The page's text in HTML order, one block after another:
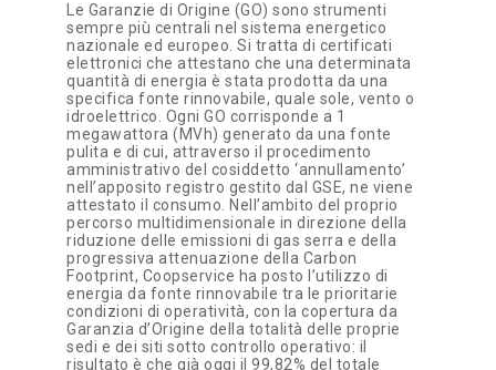
Le Garanzie di Origine (GO) sono strumenti
sempre più centrali nel sistema energetico
nazionale ed europeo. Si tratta di certificati
elettronici che attestano che una determinata
quantità di energia è stata prodotta da una
specifica fonte rinnovabile, quale sole, vento o
idroelettrico. Ogni GO corrisponde a 1
megawattora (MVh) generato da una fonte
pulita e di cui, attraverso il procedimento
amministrativo del cosiddetto ‘annullamento’
nell’apposito registro gestito dal GSE, ne viene
attestato il consumo. Nell’ambito del proprio
percorso multidimensionale in direzione della
riduzione delle emissioni di gas serra e della
progressiva attenuazione della Carbon
Footprint, Coopservice ha posto l’utilizzo di
energia da fonte rinnovabile tra le prioritarie
condizioni di operatività, con la copertura da
Garanzia d’Origine della totalità delle proprie
sedi e dei siti sotto controllo operativo: il
risultato è che già oggi il 99,82% del totale